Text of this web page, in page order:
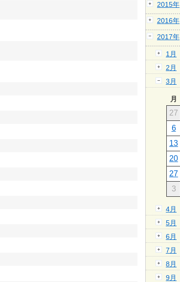
2015年
2016年
2017年
1月
2月
3月
月
27
6
13
20
27
3
4月
5月
6月
7月
8月
9月